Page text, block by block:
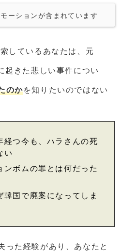
ーションが含まれています
しているあなたは、元
起きた悲しい事件につい
のかを知りたいのではない
経つ今も、ハラさんの死
い
ンボムの罪とは何だった
韓国で廃案になってしま
った経験があり、あなたと